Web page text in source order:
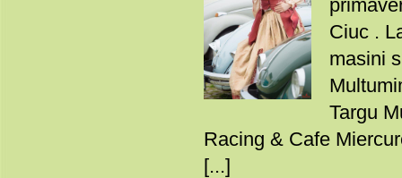
Ciuc .
masini
Targu
Racing & Cafe
[...]